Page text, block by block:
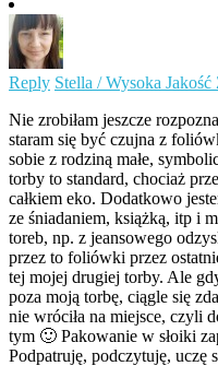
Reply Stella / Wysoka Jakość
Nie zrobiłam jeszcze
staram się być czujna z
sobie z rodziną małe,
torby to standard, chociaż
całkiem eko. Dodatkowo
ze śniadaniem, książką, itp i
toreb, np. z jeansowego
przez to foliówki przez
tej mojej drugiej torby. Ale
poza moją torbę, ciągle się
nie wróciła na miejsce, czyli
tym 🙂 Pakowanie w słoiki
Podpatruję, podczytuję, uczę